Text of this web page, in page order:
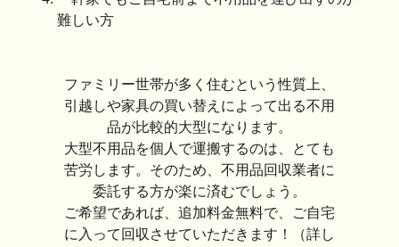
難しい方
ファミリー世帯が多く住むという性質上、
引越しや家具の買い替えによって出る不用
品が比較的大型になります。
大型不用品を個人で運搬するのは、とても
苦労します。そのため、不用品回収業者に
委託する方が楽に済むでしょう。
ご希望であれば、追加料金無料で、ご自宅
に入って回収させていただきます！（詳し